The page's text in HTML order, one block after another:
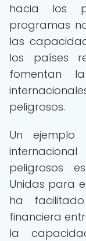
hacia los
programas
las
los países
fomentan
peligrosos.
Un ejemplo
peligrosos
Unidas para
ha
financiera
la